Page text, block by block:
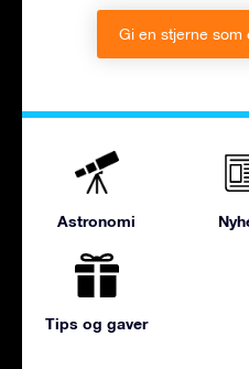
Gi en stjerne som
Astronomi
Tips og gaver